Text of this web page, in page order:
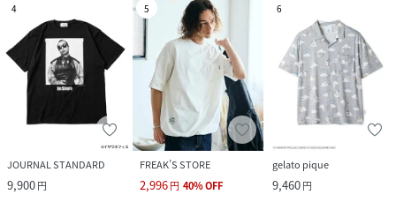
4
JOURNAL STANDARD
9,900円
5
FREAK’S STORE
2,996円 40%OFF
6
gelato pique
9,460円